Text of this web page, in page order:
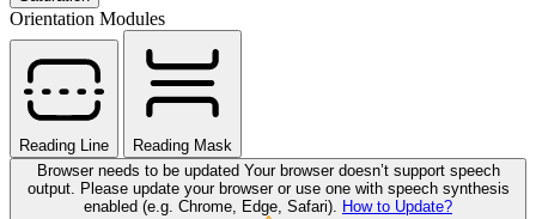
Orientation Modules
Reading Line
Reading Mask
Browser needs to be updated Your browser doesn’t support speech
output. Please update your browser or use one with speech synthesis
enabled (e.g. Chrome, Edge, Safari).
How to Update?